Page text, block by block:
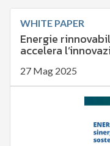
WHITE PAPER
Energie
accelera
27 Mag 2025